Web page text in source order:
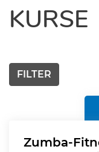
KURSE
FILTER
Zumba-